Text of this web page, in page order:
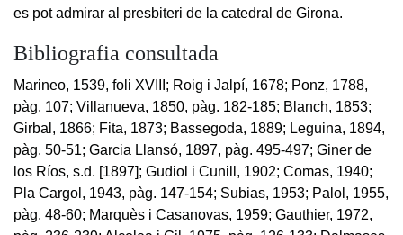
es pot admirar al presbiteri de la catedral de Girona.
Bibliografia consultada
Marineo, 1539, foli XVIII; Roig i Jalpí, 1678; Ponz, 1788,
pàg. 107; Villanueva, 1850, pàg. 182-185; Blanch, 1853;
Girbal, 1866; Fita, 1873; Bassegoda, 1889; Leguina, 1894,
pàg. 50-51; Garcia Llansó, 1897, pàg. 495-497; Giner de
los Ríos, s.d. [1897]; Gudiol i Cunill, 1902; Comas, 1940;
Pla Cargol, 1943, pàg. 147-154; Subias, 1953; Palol, 1955,
pàg. 48-60; Marquès i Casanovas, 1959; Gauthier, 1972,